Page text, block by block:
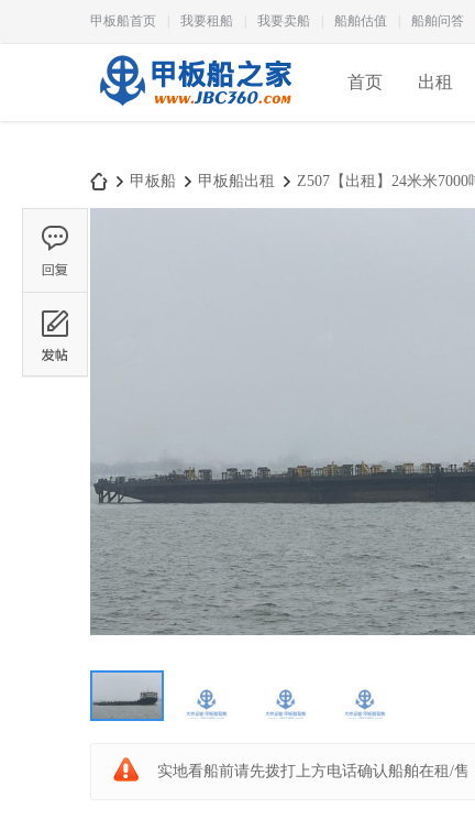
甲板船首页 我要租船 我要卖船 船舶估值 船舶问答
首页 出租
板
船
甲板船 甲板船出租 Z507【出租】24米米
实地看船前请先拨打上方电话确认船舶在租/